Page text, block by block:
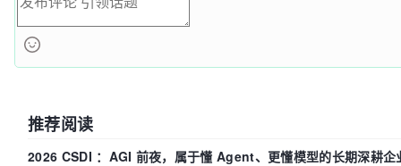
推荐阅读
2026 CSDI ：AGI 前夜，属于懂 Agent、更懂模型的长期深耕企